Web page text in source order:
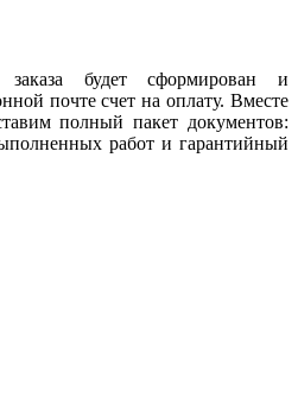
будет сформирован и
почте счет на оплату. Вместе
полный пакет документов:
работ и гарантийный